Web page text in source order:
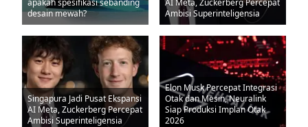
apakah spesifikasi sebanding
desain mewah?
AI Meta, Zuckerberg Percepat
Ambisi Superinteligensia
Singapura Jadi Pusat Ekspansi
AI Meta, Zuckerberg Percepat
Ambisi Superinteligensia
Elon Musk Percepat Integrasi
Otak dan Mesin, Neuralink
Siap Produksi Implan Otak
2026